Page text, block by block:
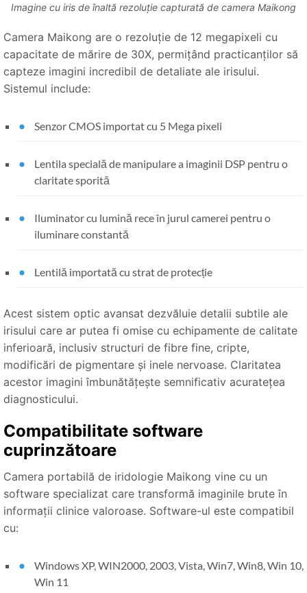
Imagine cu iris de înaltă rezoluție capturată de camera Maikong
Camera Maikong are o rezoluție de 12 megapixeli cu
capacitate de mărire de 30X, permițând practicanților să
capteze imagini incredibil de detaliate ale irisului.
Sistemul include:
Senzor CMOS importat cu 5 Mega pixeli
Lentila specială de manipulare a imaginii DSP pentru o
claritate sporită
Iluminator cu lumină rece în jurul camerei pentru o
iluminare constantă
Lentilă importată cu strat de protecție
Acest sistem optic avansat dezvăluie detalii subtile ale
irisului care ar putea fi omise cu echipamente de calitate
inferioară, inclusiv structuri de fibre fine, cripte,
modificări de pigmentare și inele nervoase. Claritatea
acestor imagini îmbunătățește semnificativ acuratețea
diagnosticului.
Compatibilitate software
cuprinzătoare
Camera portabilă de iridologie Maikong vine cu un
software specializat care transformă imaginile brute în
informații clinice valoroase. Software-ul este compatibil
cu:
Windows XP, WIN2000, 2003, Vista, Win7, Win8, Win 10,
Win 11